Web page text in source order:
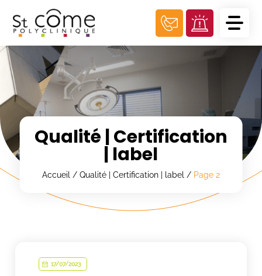
Qualité | Certification
| label
Accueil / Qualité | Certification | label / Page 2
17/07/2023